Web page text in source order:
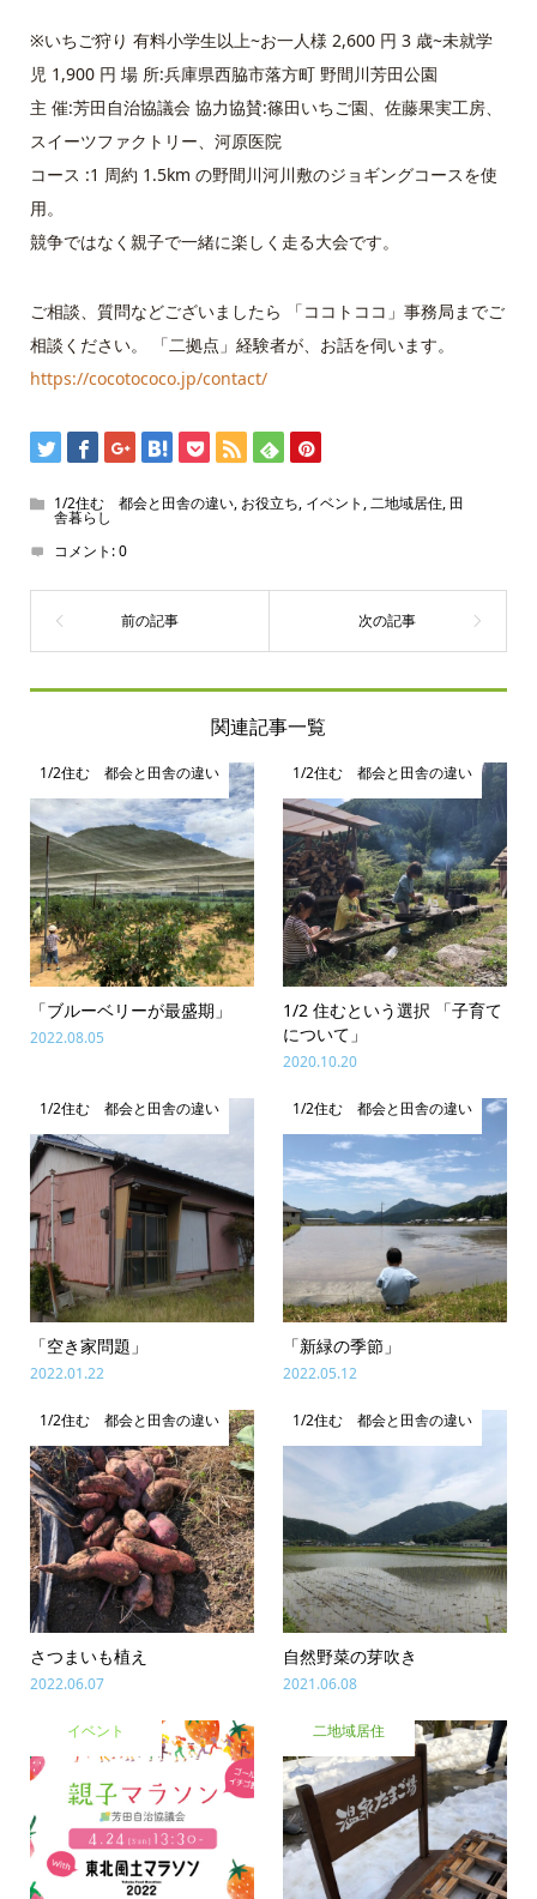
※いちご狩り 有料小学生以上~お一人様 2,600 円 3 歳~未就学
児 1,900 円 場 所:兵庫県西脇市落方町 野間川芳田公園
主 催:芳田自治協議会 協力協賛:篠田いちご園、佐藤果実工房、
スイーツファクトリー、河原医院
コース :1 周約 1.5km の野間川河川敷のジョギングコースを使
用。
競争ではなく親子で一緒に楽しく走る大会です。
ご相談、質問などございましたら 「ココトココ」事務局までご
相談ください。 「二拠点」経験者が、お話を伺います。
https://cocotococo.jp/contact/
1/2住む 都会と田舎の違い, お役立ち, イベント,二地域居住, 田
舎暮らし
コメント:0
関連記事一覧
1/2住む 都会と田舎の違い
「ブルーベリーが最盛期」
2022.08.05
1/2住む 都会と田舎の違い
1/2 住むという選択 「子育て
について」
2020.10.20
1/2住む 都会と田舎の違い
「空き家問題」
2022.01.22
1/2住む 都会と田舎の違い
「新緑の季節」
2022.05.12
1/2住む 都会と田舎の違い
さつまいも植え
2022.06.07
1/2住む 都会と田舎の違い
自然野菜の芽吹き
2021.06.08
イベント 二地域居住